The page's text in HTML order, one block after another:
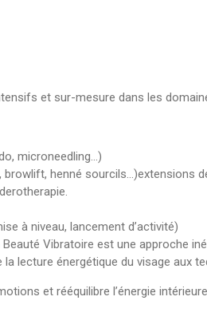
et sur-mesure dans les
microneedling…)
henné sourcils…)extensions
à niveau, lancement d’activité)
Beauté Vibratoire est une approche
la lecture énergétique du visage aux
et rééquilibre l’énergie intérieure.